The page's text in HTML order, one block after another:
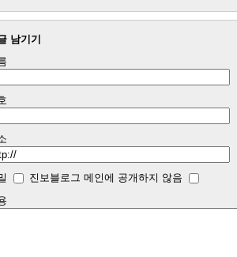
남기기
진보블로그 메인에 공개하지 않음